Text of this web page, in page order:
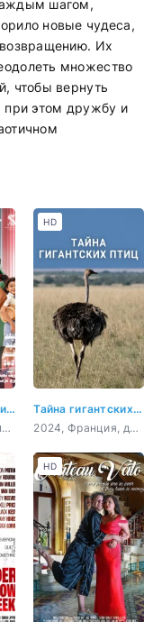
шагом,
новые чудеса,
Их
множество
чтобы вернуть
при этом дружбу и
Невероятные приключения в параллельном мире
2024, Египет, комедия, фэнтези, приключения
Тайна гигантских птиц
2024, Франция, документальный
HD
HD